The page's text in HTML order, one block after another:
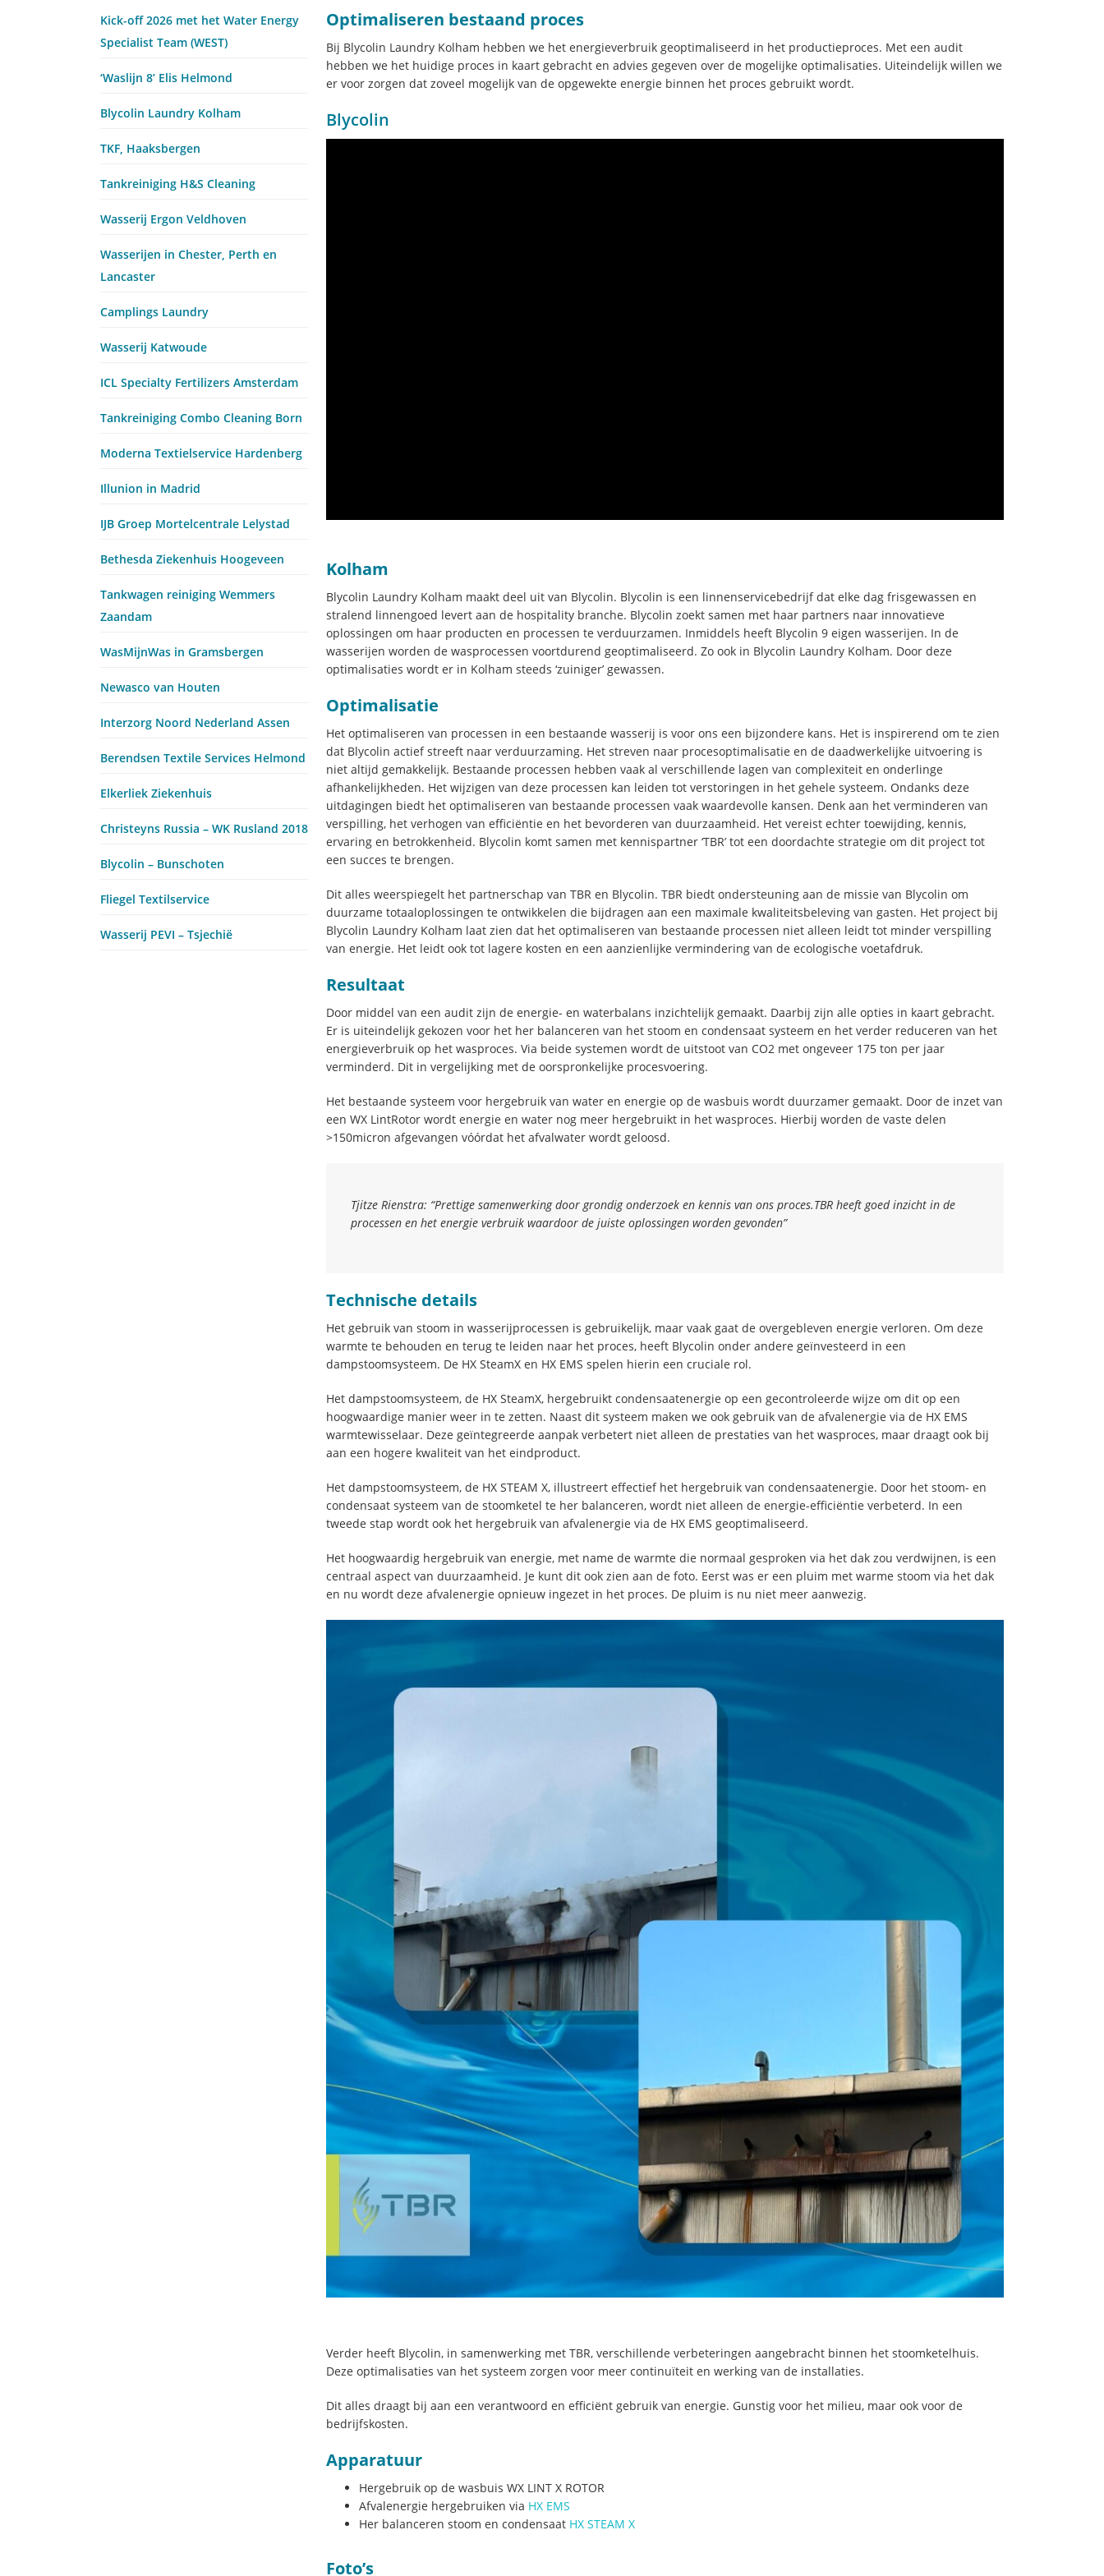
Optimaliseren bestaand proces
Bij Blycolin Laundry Kolham hebben we het energieverbruik geoptimaliseerd in het productieproces. Met een audit
hebben we het huidige proces in kaart gebracht en advies gegeven over de mogelijke optimalisaties. Uiteindelijk willen we
er voor zorgen dat zoveel mogelijk van de opgewekte energie binnen het proces gebruikt wordt.
Blycolin
Kolham
Blycolin Laundry Kolham maakt deel uit van Blycolin. Blycolin is een linnenservicebedrijf dat elke dag frisgewassen en
stralend linnengoed levert aan de hospitality branche. Blycolin zoekt samen met haar partners naar innovatieve
oplossingen om haar producten en processen te verduurzamen. Inmiddels heeft Blycolin 9 eigen wasserijen. In de
wasserijen worden de wasprocessen voortdurend geoptimaliseerd. Zo ook in Blycolin Laundry Kolham. Door deze
optimalisaties wordt er in Kolham steeds ‘zuiniger’ gewassen.
Optimalisatie
Het optimaliseren van processen in een bestaande wasserij is voor ons een bijzondere kans. Het is inspirerend om te zien
dat Blycolin actief streeft naar verduurzaming. Het streven naar procesoptimalisatie en de daadwerkelijke uitvoering is
niet altijd gemakkelijk. Bestaande processen hebben vaak al verschillende lagen van complexiteit en onderlinge
afhankelijkheden. Het wijzigen van deze processen kan leiden tot verstoringen in het gehele systeem. Ondanks deze
uitdagingen biedt het optimaliseren van bestaande processen vaak waardevolle kansen. Denk aan het verminderen van
verspilling, het verhogen van efficiëntie en het bevorderen van duurzaamheid. Het vereist echter toewijding, kennis,
ervaring en betrokkenheid. Blycolin komt samen met kennispartner ‘TBR’ tot een doordachte strategie om dit project tot
een succes te brengen.
Dit alles weerspiegelt het partnerschap van TBR en Blycolin. TBR biedt ondersteuning aan de missie van Blycolin om
duurzame totaaloplossingen te ontwikkelen die bijdragen aan een maximale kwaliteitsbeleving van gasten. Het project bij
Blycolin Laundry Kolham laat zien dat het optimaliseren van bestaande processen niet alleen leidt tot minder verspilling
van energie. Het leidt ook tot lagere kosten en een aanzienlijke vermindering van de ecologische voetafdruk.
Resultaat
Door middel van een audit zijn de energie- en waterbalans inzichtelijk gemaakt. Daarbij zijn alle opties in kaart gebracht.
Er is uiteindelijk gekozen voor het her balanceren van het stoom en condensaat systeem en het verder reduceren van het
energieverbruik op het wasproces. Via beide systemen wordt de uitstoot van CO2 met ongeveer 175 ton per jaar
verminderd. Dit in vergelijking met de oorspronkelijke procesvoering.
Het bestaande systeem voor hergebruik van water en energie op de wasbuis wordt duurzamer gemaakt. Door de inzet van
een WX LintRotor wordt energie en water nog meer hergebruikt in het wasproces. Hierbij worden de vaste delen
>150micron afgevangen vóórdat het afvalwater wordt geloosd.
Tjitze Rienstra: “Prettige samenwerking door grondig onderzoek en kennis van ons proces.TBR heeft goed inzicht in de
processen en het energie verbruik waardoor de juiste oplossingen worden gevonden”
Technische details
Het gebruik van stoom in wasserijprocessen is gebruikelijk, maar vaak gaat de overgebleven energie verloren. Om deze
warmte te behouden en terug te leiden naar het proces, heeft Blycolin onder andere geïnvesteerd in een
dampstoomsysteem. De HX SteamX en HX EMS spelen hierin een cruciale rol.
Het dampstoomsysteem, de HX SteamX, hergebruikt condensaatenergie op een gecontroleerde wijze om dit op een
hoogwaardige manier weer in te zetten. Naast dit systeem maken we ook gebruik van de afvalenergie via de HX EMS
warmtewisselaar. Deze geïntegreerde aanpak verbetert niet alleen de prestaties van het wasproces, maar draagt ook bij
aan een hogere kwaliteit van het eindproduct.
Het dampstoomsysteem, de HX STEAM X, illustreert effectief het hergebruik van condensaatenergie. Door het stoom- en
condensaat systeem van de stoomketel te her balanceren, wordt niet alleen de energie-efficiëntie verbeterd. In een
tweede stap wordt ook het hergebruik van afvalenergie via de HX EMS geoptimaliseerd.
Het hoogwaardig hergebruik van energie, met name de warmte die normaal gesproken via het dak zou verdwijnen, is een
centraal aspect van duurzaamheid. Je kunt dit ook zien aan de foto. Eerst was er een pluim met warme stoom via het dak
en nu wordt deze afvalenergie opnieuw ingezet in het proces. De pluim is nu niet meer aanwezig.
Verder heeft Blycolin, in samenwerking met TBR, verschillende verbeteringen aangebracht binnen het stoomketelhuis.
Deze optimalisaties van het systeem zorgen voor meer continuïteit en werking van de installaties.
Dit alles draagt bij aan een verantwoord en efficiënt gebruik van energie. Gunstig voor het milieu, maar ook voor de
bedrijfskosten.
Apparatuur
Hergebruik op de wasbuis WX LINT X ROTOR
Afvalenergie hergebruiken via HX EMS
Her balanceren stoom en condensaat HX STEAM X
Foto’s
Kick-off 2026 met het Water Energy
Specialist Team (WEST)
‘Waslijn 8’ Elis Helmond
Blycolin Laundry Kolham
TKF, Haaksbergen
Tankreiniging H&S Cleaning
Wasserij Ergon Veldhoven
Wasserijen in Chester, Perth en
Lancaster
Camplings Laundry
Wasserij Katwoude
ICL Specialty Fertilizers Amsterdam
Tankreiniging Combo Cleaning Born
Moderna Textielservice Hardenberg
Illunion in Madrid
IJB Groep Mortelcentrale Lelystad
Bethesda Ziekenhuis Hoogeveen
Tankwagen reiniging Wemmers
Zaandam
WasMijnWas in Gramsbergen
Newasco van Houten
Interzorg Noord Nederland Assen
Berendsen Textile Services Helmond
Elkerliek Ziekenhuis
Christeyns Russia – WK Rusland 2018
Blycolin – Bunschoten
Fliegel Textilservice
Wasserij PEVI – Tsjechië